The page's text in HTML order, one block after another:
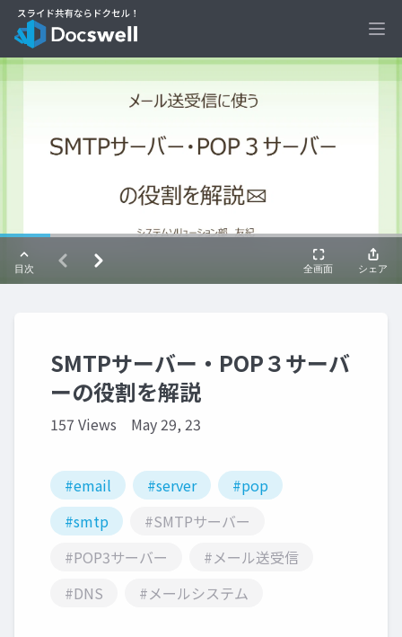
SMTPサーバー・POP３サーバ
ーの役割を解説
157 Views May 29, 23
#email #server
#pop
#smtp
#SMTPサーバー
#POP3サーバー
#メール送受信
#DNS
#メールシステム